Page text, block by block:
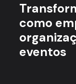
como
eventos